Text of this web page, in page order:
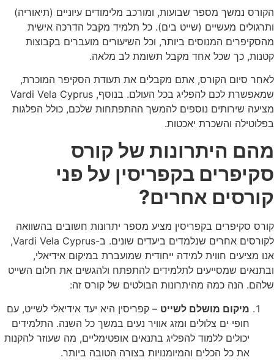
הקורס נמשך מספר שבועות, ומורכב מלימודים עיוניים (תיאוריה)
ותרגולים מעשיים (שייט בים). כל תלמיד מקבל הדרכה אישית
מהסקיפרים המנוסים ביותר, וכל השיעורים מועברים בקבוצות
קטנות, כך שכל אחד מקבל תשומת לב מלאה.
לאחר סיום הקורס, אתם מקבלים את תעודת הסקיפר המוכרת,
שמאפשרת לכם להפליג בכל העולם. בנוסף, Vardi Vela Cyprus
מציעה שירותים נוספים להמשך ההתפתחות שלכם, כולל הפלגות
בפלוטילה והשכרת יאכטות.
מהם היתרונות של קורס
סקיפרים בקפריסין על פני
קורסים אחרים?
קורס סקיפרים בקפריסין מציע מספר יתרונות חשובים בהשוואה
לקורסים אחרים שנלמדים ביעדים שונים. ב-Vardi Vela Cyprus
,
אנו מציעים חווית למידה ייחודית שמועברת במיקום אידיאלי,
ובתנאים שמסייעים לתלמידים להתפתח ולהגשים את חלום השייט
שלהם. הנה כמה מהיתרונות הבולטים של קורס זה:
מיקום מושלם לשייט – קפריסין היא יעד אידיאלי לשייט, עם
חופי ים צלולים ומזג אוויר נעים במשך כל השנה. התלמידים
יכולים ללמוד להפליג בתנאים אופטימליים, מה שעוזר להקנות
את כל הכלים והמיומנויות בצורה הטובה ביותר.